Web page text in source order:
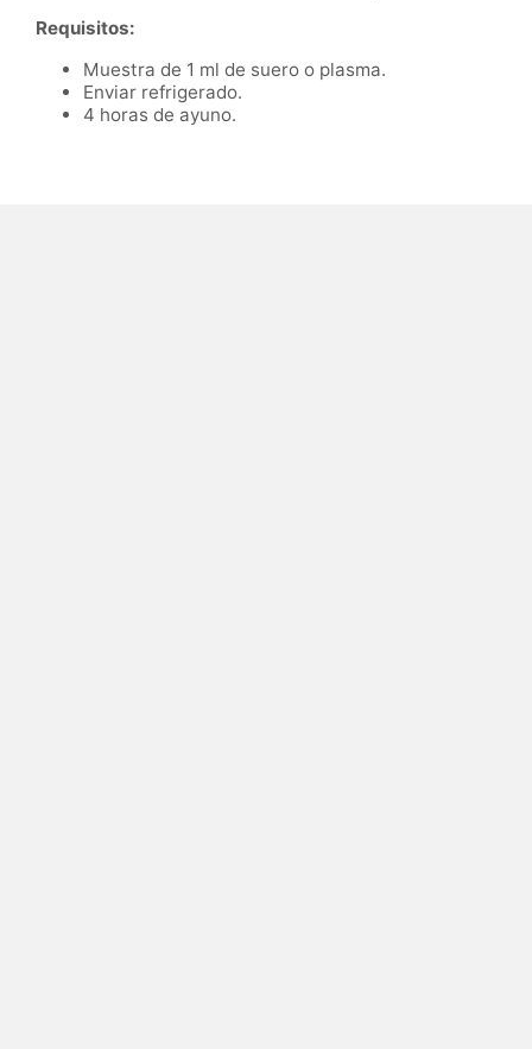
Requisitos:
Muestra de 1 ml de suero o plasma.
Enviar refrigerado.
4 horas de ayuno.